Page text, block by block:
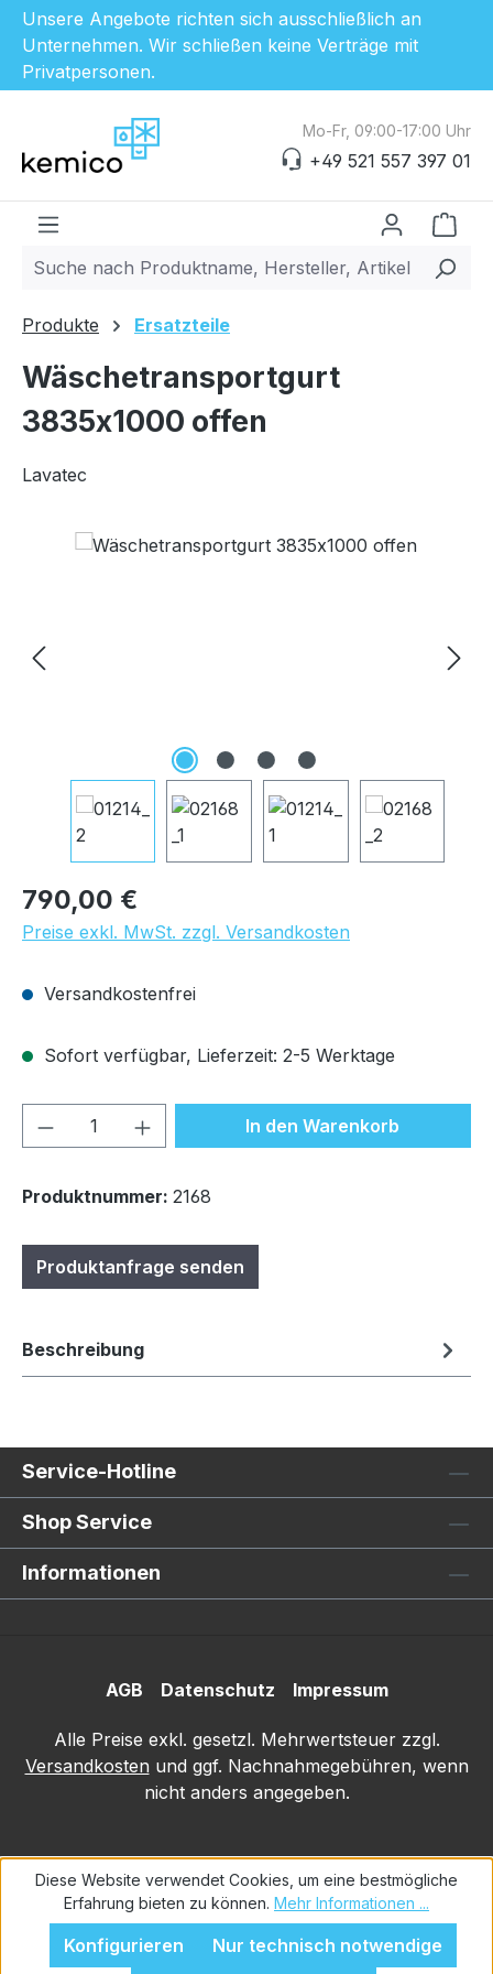
Unsere Angebote richten sich ausschließlich an
Unternehmen. Wir schließen keine Verträge mit
Privatpersonen.
Zum Hauptinhalt springen
Mo-Fr, 09:00-17:00 Uhr
+49 521 557 397 01
Produkte Ersatzteile
Wäschetransportgurt
3835x1000 offen
Lavatec
Bildergalerie überspringen
Regulärer Preis:
790,00 €
Preise exkl. MwSt. zzgl. Versandkosten
Versandkostenfrei
Sofort verfügbar, Lieferzeit: 2-5 Werktage
Produkt Anzahl: Gib denIn den Warenkorb
Produktnummer: 2168
Produktanfrage senden
Beschreibung
Service-Hotline
Shop Service
Informationen
AGB Datenschutz Impressum
Alle Preise exkl. gesetzl. Mehrwertsteuer zzgl.
Versandkosten und ggf. Nachnahmegebühren, wenn
nicht anders angegeben.
Diese Website verwendet Cookies, um eine bestmögliche
Erfahrung bieten zu können. Mehr Informationen ...
Nur technisch notwendige
Konfigurieren